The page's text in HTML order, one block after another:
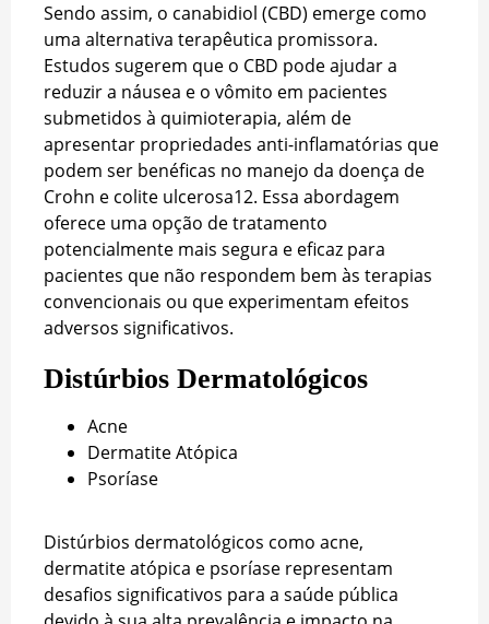
Sendo assim, o canabidiol (CBD) emerge como
uma alternativa terapêutica promissora.
Estudos sugerem que o CBD pode ajudar a
reduzir a náusea e o vômito em pacientes
submetidos à quimioterapia, além de
apresentar propriedades anti-inflamatórias que
podem ser benéficas no manejo da doença de
Crohn e colite ulcerosa12. Essa abordagem
oferece uma opção de tratamento
potencialmente mais segura e eficaz para
pacientes que não respondem bem às terapias
convencionais ou que experimentam efeitos
adversos significativos.
Distúrbios Dermatológicos
Acne
Dermatite Atópica
Psoríase
Distúrbios dermatológicos como acne,
dermatite atópica e psoríase representam
desafios significativos para a saúde pública